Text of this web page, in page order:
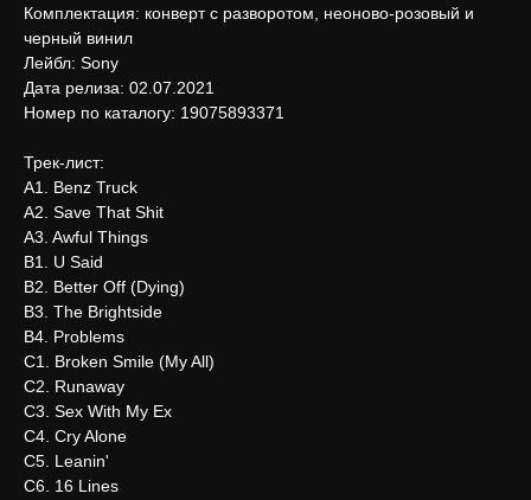
Комплектация: конверт с разворотом, неоново-розовый и
черный винил
Лейбл: Sony
Дата релиза: 02.07.2021
Номер по каталогу: 19075893371
Трек-лист:
A1. Benz Truck
A2. Save That Shit
A3. Awful Things
B1. U Said
B2. Better Off (Dying)
B3. The Brightside
B4. Problems
C1. Broken Smile (My All)
C2. Runaway
C3. Sex With My Ex
C4. Cry Alone
C5. Leanin'
C6. 16 Lines